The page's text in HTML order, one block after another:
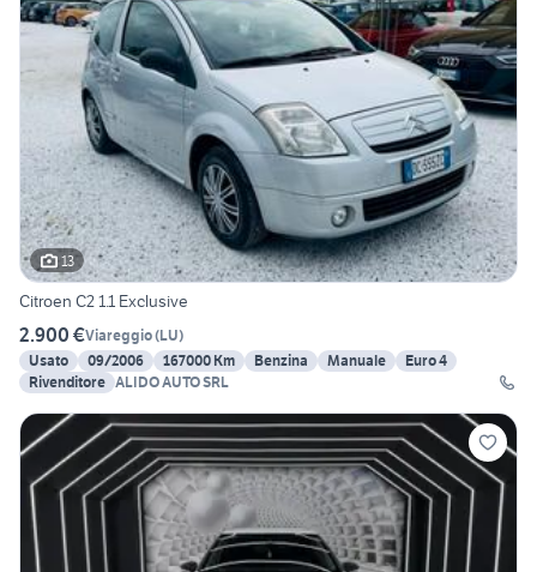
13
Citroen C2 1.1 Exclusive
2.900 €Viareggio(LU)
Usato
09/2006 167000 Km Benzina Manuale
Euro 4
Rivenditore ALIDO AUTO SRL